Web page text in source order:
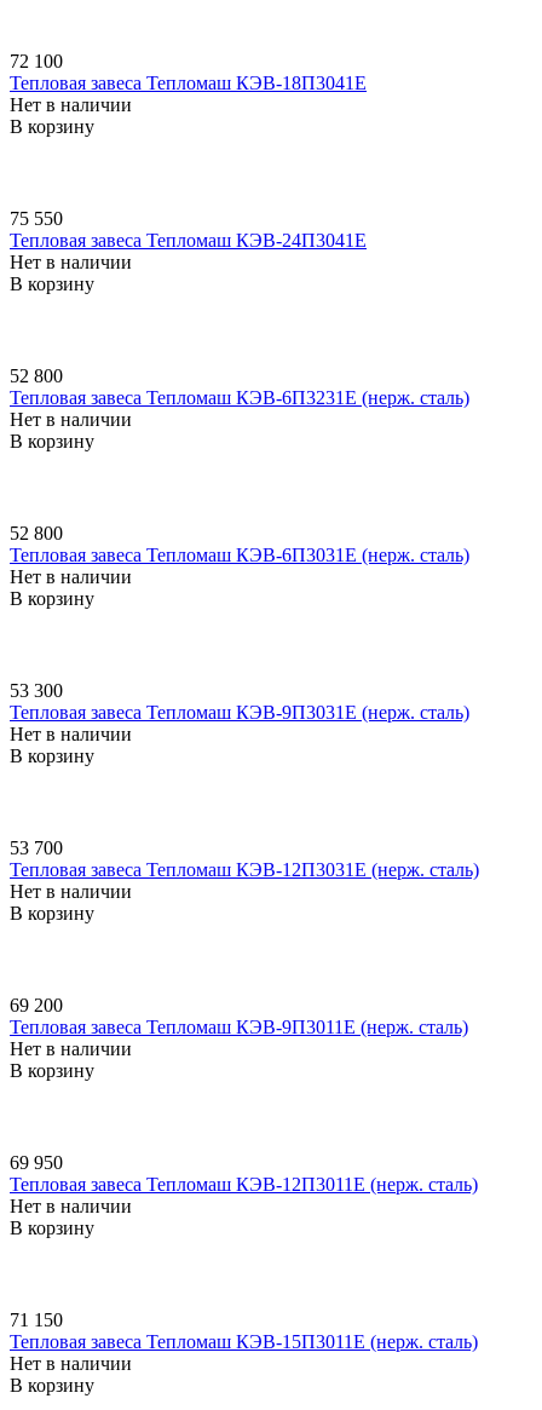
72 100
Тепловая завеса Тепломаш КЭВ-18П3041E
Нет в наличии
В корзину
75 550
Тепловая завеса Тепломаш КЭВ-24П3041E
Нет в наличии
В корзину
52 800
Тепловая завеса Тепломаш КЭВ-6П3231E (нерж. сталь)
Нет в наличии
В корзину
52 800
Тепловая завеса Тепломаш КЭВ-6П3031E (нерж. сталь)
Нет в наличии
В корзину
53 300
Тепловая завеса Тепломаш КЭВ-9П3031E (нерж. сталь)
Нет в наличии
В корзину
53 700
Тепловая завеса Тепломаш КЭВ-12П3031E (нерж. сталь)
Нет в наличии
В корзину
69 200
Тепловая завеса Тепломаш КЭВ-9П3011E (нерж. сталь)
Нет в наличии
В корзину
69 950
Тепловая завеса Тепломаш КЭВ-12П3011E (нерж. сталь)
Нет в наличии
В корзину
71 150
Тепловая завеса Тепломаш КЭВ-15П3011E (нерж. сталь)
Нет в наличии
В корзину